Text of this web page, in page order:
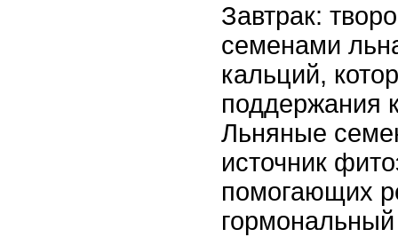
Завтрак:
семенами
кальций,
поддержания
Льняные
источник
помогающих